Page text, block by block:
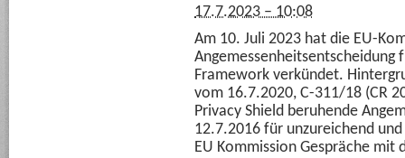
17.7.2023 – 10:08
Am 10. Juli 2023 hat die EU-
Angemessenheitsentscheidung
Framework verkündet.
vom 16.7.2020, C-311/18 (CR
Privacy Shield beruhende
12.7.2016 für unzureichend
EU Kommission Gespräche